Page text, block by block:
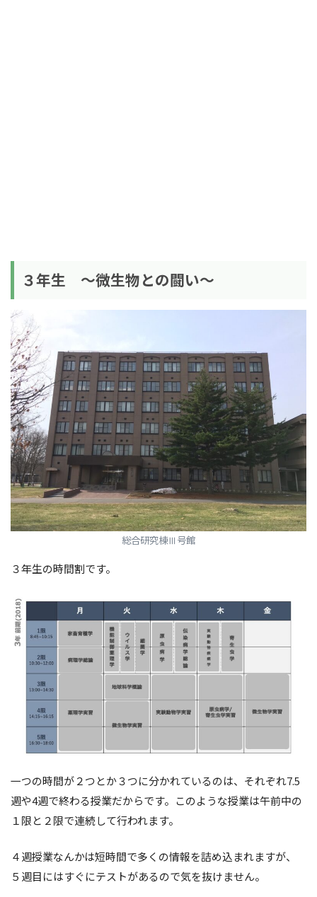
３年生 〜微生物との闘い〜
総合研究棟Ⅲ号館
３年生の時間割です。
一つの時間が２つとか３つに分かれているのは、それぞれ7.5
週や4週で終わる授業だからです。このような授業は午前中の
１限と２限で連続して行われます。
４週授業なんかは短時間で多くの情報を詰め込まれますが、
５週目にはすぐにテストがあるので気を抜けません。